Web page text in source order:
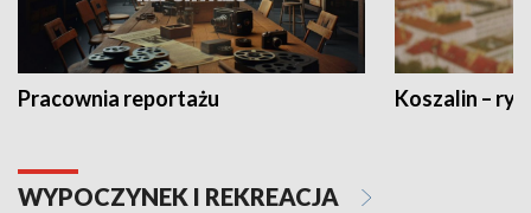
Pracownia reportażu Koszalin –
WYPOCZYNEK I REKREACJA